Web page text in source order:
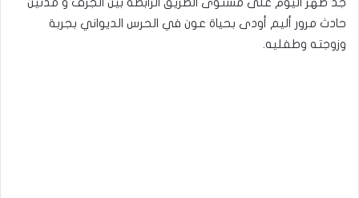
حادث مرور أليم أودى بحياة عون في الحرس الديواني بجربة
وزوجته وطفليه.